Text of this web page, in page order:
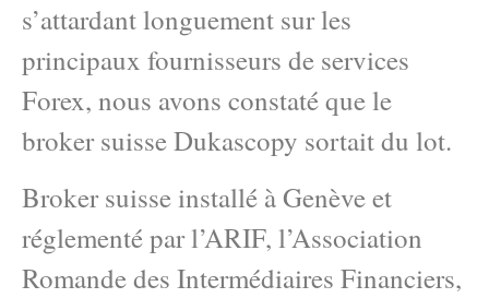
s’attardant longuement sur les
principaux fournisseurs de services
Forex, nous avons constaté que le
broker suisse Dukascopy sortait du lot.
Broker suisse installé à Genève et
réglementé par l’ARIF, l’Association
Romande des Intermédiaires Financiers,